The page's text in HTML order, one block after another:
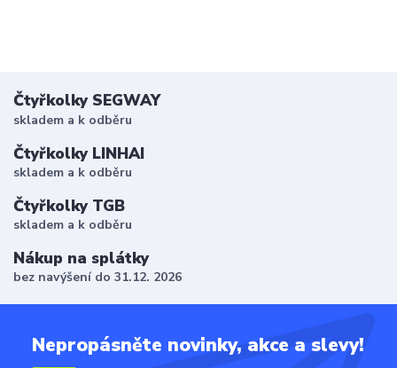
Čtyřkolky SEGWAY
skladem a k odběru
Čtyřkolky LINHAI
skladem a k odběru
Čtyřkolky TGB
skladem a k odběru
Nákup na splátky
bez navýšení do 31.12. 2026
Nepropásněte novinky, akce a slevy!